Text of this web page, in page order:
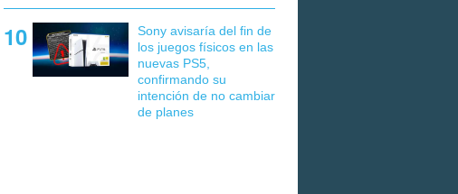
Sony avisaría del fin de
los juegos físicos en las
nuevas PS5,
confirmando su
intención de no cambiar
de planes